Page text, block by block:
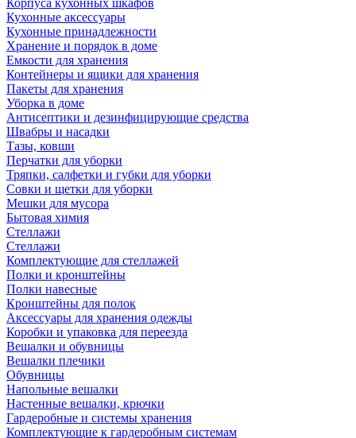
Корпуса кухонных шкафов
Кухонные аксессуары
Кухонные принадлежности
Хранение и порядок в доме
Емкости для хранения
Контейнеры и ящики для хранения
Пакеты для хранения
Уборка в доме
Антисептики и дезинфицирующие средства
Швабры и насадки
Тазы, ковши
Перчатки для уборки
Тряпки, салфетки и губки для уборки
Совки и щетки для уборки
Мешки для мусора
Бытовая химия
Стеллажи
Стеллажи
Комплектующие для стеллажей
Полки и кронштейны
Полки навесные
Кронштейны для полок
Аксессуары для хранения одежды
Коробки и упаковка для переезда
Вешалки и обувницы
Вешалки плечики
Обувницы
Напольные вешалки
Настенные вешалки, крючки
Гардеробные и системы хранения
Комплектующие к гардеробным системам